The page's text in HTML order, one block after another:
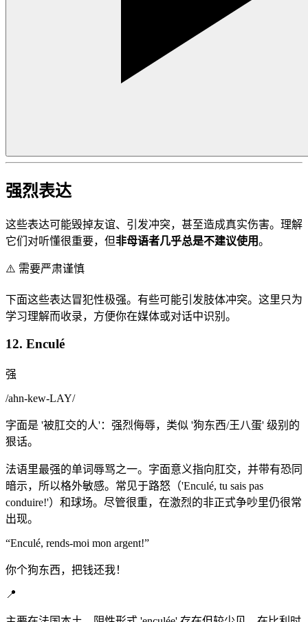
强烈表达
这些表达可能毁掉友谊、引发冲突，甚至造成真实伤害。理解
它们对听懂很重要，但非母语者几乎总是不建议使用。
⚠️ 需要严肃谨慎
下面这些表达冒犯性极强。有些可能引发肢体冲突。这里只为
学习理解而收录，方便你在媒体或对话中识别。
12. Enculé
强
/ahn-kew-LAY/
字面是 '被肛交的人'：强烈侮辱，类似 '狗东西/王八蛋' 级别的
狠话。
法语里最强的单词辱骂之一。字面意义指向肛交，并带有恐同
暗示，所以格外敏感。常见于路怒（'Enculé, tu sais pas
conduire!'）和球场。尽管很重，在激烈的非正式争吵里仍很常
出现。
“Enculé, rends-moi mon argent!”
你个狗东西，把钱还我！
📍